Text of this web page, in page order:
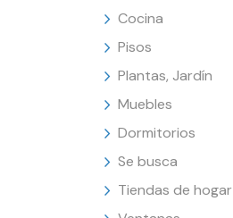
Cocina
Pisos
Plantas, Jardín
Muebles
Dormitorios
Se busca
Tiendas de hogar